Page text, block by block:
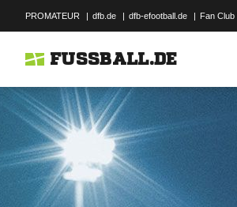
PROMATEUR | dfb.de | dfb-efootball.de | Fan
FUSSBALL.DE